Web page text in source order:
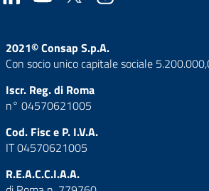
2021© Consap S.p.A.
Con socio unico capitale sociale
Iscr. Reg. di Roma
n° 04570621005
Cod. Fisc e P. I.V.A.
IT 04570621005
R.E.A.C.C.I.A.A.